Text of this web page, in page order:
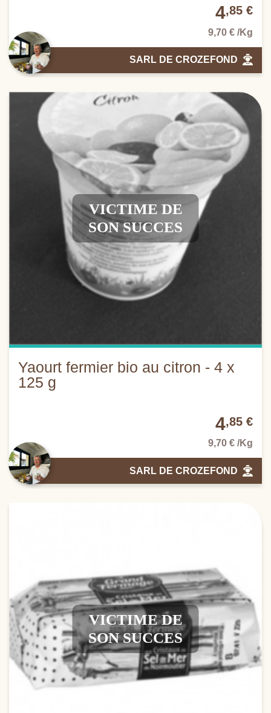
4,85 €
9,70 € /Kg
SARL DE CROZEFOND
VICTIME DE
SON SUCCES
Yaourt fermier bio au citron - 4 x
125 g
4,85 €
9,70 € /Kg
SARL DE CROZEFOND
VICTIME DE
SON SUCCES